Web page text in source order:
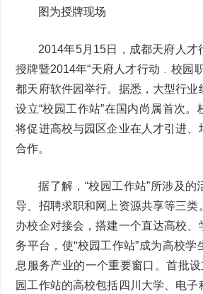
图为授牌现场
2014年5月15日，成都天府人才
授牌暨2014年“天府人才行动﹒校园
都天府软件园举行。据悉，大型行业
设立“校园工作站”在国内尚属首次。
将促进高校与园区企业在人才引进、
合作。
据了解，“校园工作站”所涉及
导、招聘求职和网上资源共享等三类
办校企对接会，搭建一个直达高校、
务平台，使“校园工作站”成为高校
息服务产业的一个重要窗口。首批设
园工作站的高校包括四川大学、电子